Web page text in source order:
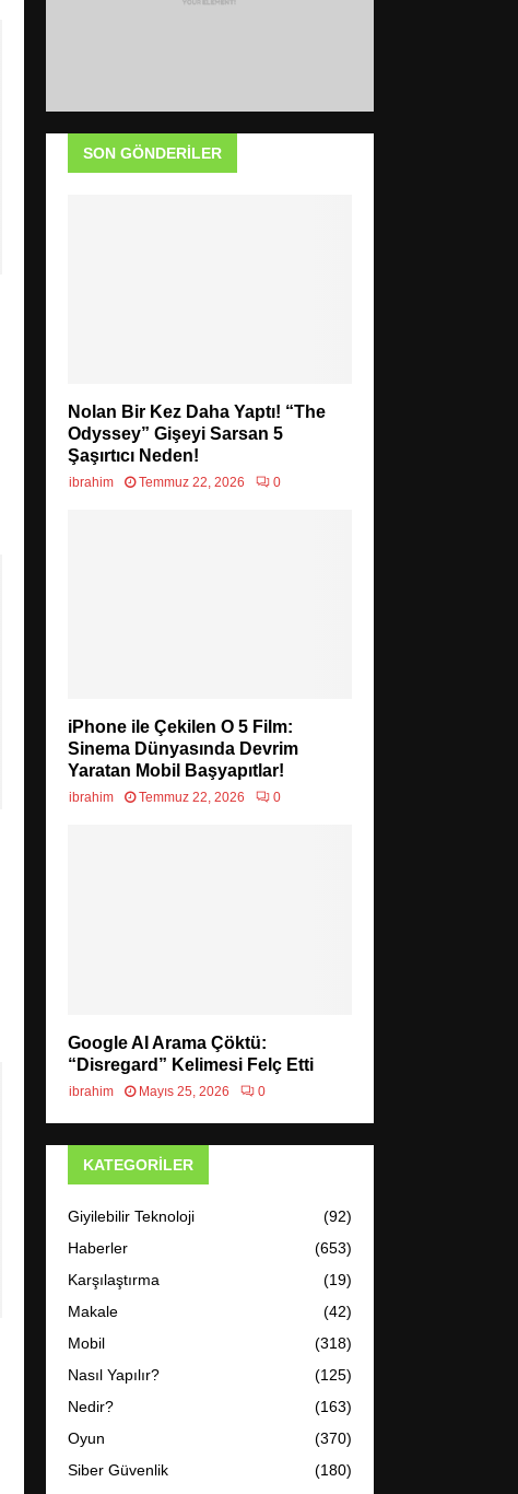
SON GÖNDERILER
Nolan Bir Kez Daha Yaptı! “The
Odyssey” Gişeyi Sarsan 5
Şaşırtıcı Neden!
ibrahim Temmuz 22, 2026 0
iPhone ile Çekilen O 5 Film:
Sinema Dünyasında Devrim
Yaratan Mobil Başyapıtlar!
ibrahim Temmuz 22, 2026 0
Google AI Arama Çöktü:
“Disregard” Kelimesi Felç Etti
ibrahim Mayıs 25, 2026 0
KATEGORILER
Giyilebilir Teknoloji
(92)
Haberler
(653)
Karşılaştırma
(19)
Makale
(42)
Mobil
(318)
Nasıl Yapılır?
(125)
Nedir?
(163)
Oyun
(370)
Siber Güvenlik
(180)